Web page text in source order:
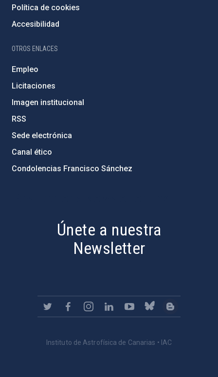
Política de cookies
Accesibilidad
OTROS ENLACES
Empleo
Licitaciones
Imagen institucional
RSS
Sede electrónica
Canal ético
Condolencias Francisco Sánchez
Únete a nuestra
Newsletter
Instituto de Astrofísica de Canarias • IAC